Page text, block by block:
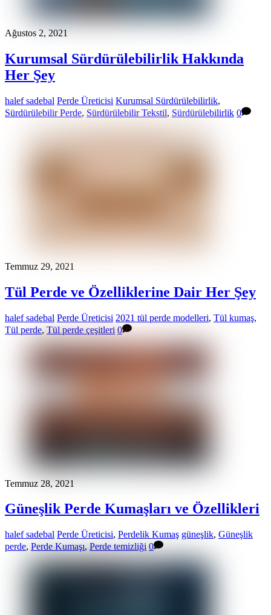
Ağustos 2, 2021
Kurumsal Sürdürülebilirlik Hakkında
Her Şey
halef sadebal Perde Üreticisi Kurumsal Sürdürülebilirlik,
Sürdürülebilir Perde, Sürdürülebilir Tekstil, Sürdürülebilirlik 0
Temmuz 29, 2021
Tül Perde ve Özelliklerine Dair Her Şey
halef sadebal Perde Üreticisi 2021 tül perde modelleri, Tül kumaş,
Tül perde, Tül perde çeşitleri 0
Temmuz 28, 2021
Güneşlik Perde Kumaşları ve Özellikleri
halef sadebal Perde Üreticisi, Perdelik Kumaş güneşlik, Güneşlik
perde, Perde Kumaşı, Perde temizliği 0